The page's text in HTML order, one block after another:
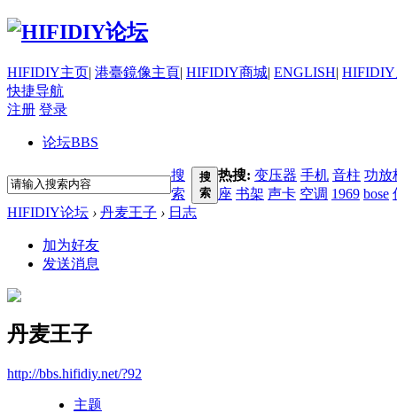
HIFIDIY主页| 港臺鏡像主頁| HIFIDIY商城| ENGLISH|
快捷导航
注册 登录
论坛BBS
搜
索
搜
索
热搜: 变压器 手机 音柱 功放
座 书架 声卡 空调 1969 bose
HIFIDIY论坛 › 丹麦王子 › 日志
加为好友
发送消息
丹麦王子
http://bbs.hifidiy.net/?92
主题